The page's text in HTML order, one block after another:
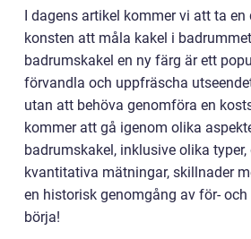
I dagens artikel kommer vi att ta
konsten att måla kakel i
badrumskakel en ny färg är ett
förvandla och uppfräscha
utan att behöva genomföra en
kommer att gå igenom olika
badrumskakel, inklusive olika
kvantitativa mätningar, skillnader
en historisk genomgång av för-
börja!